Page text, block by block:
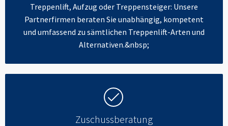
Treppenlift, Aufzug oder Treppensteiger: Unsere
Partnerfirmen beraten Sie unabhängig, kompetent
und umfassend zu sämtlichen Treppenlift-Arten und
Alternativen.&nbsp;
Zuschussberatung